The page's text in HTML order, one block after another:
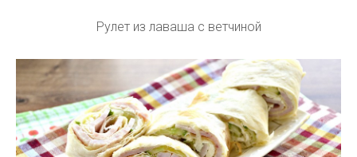
Рулет из лаваша с ветчиной